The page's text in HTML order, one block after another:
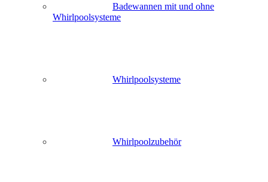
Badewannen mit und ohne
Whirlpoolsysteme
Whirlpoolsysteme
Whirlpoolzubehör